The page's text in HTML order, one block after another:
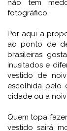
não tem
fotográfico.
Por aqui a
ao ponto de
brasileiras
inusitados e
vestido de
escolhida pelo
cidade ou a
Quem topa
vestido sairá